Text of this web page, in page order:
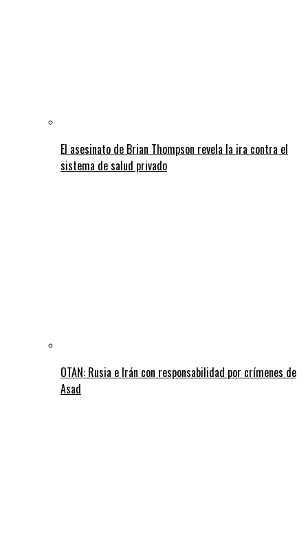
El asesinato de Brian Thompson revela la ira contra el
sistema de salud privado
OTAN: Rusia e Irán con responsabilidad por crímenes de
Asad